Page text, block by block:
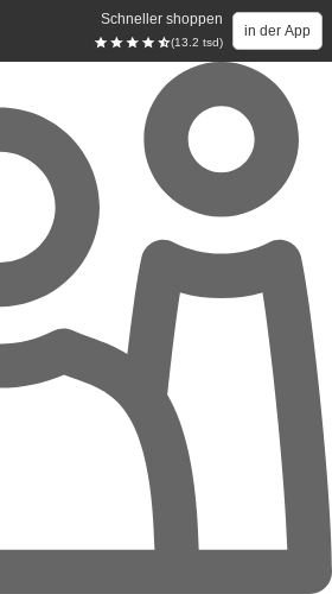
Schneller shoppen
(13.2 tsd)
in der App